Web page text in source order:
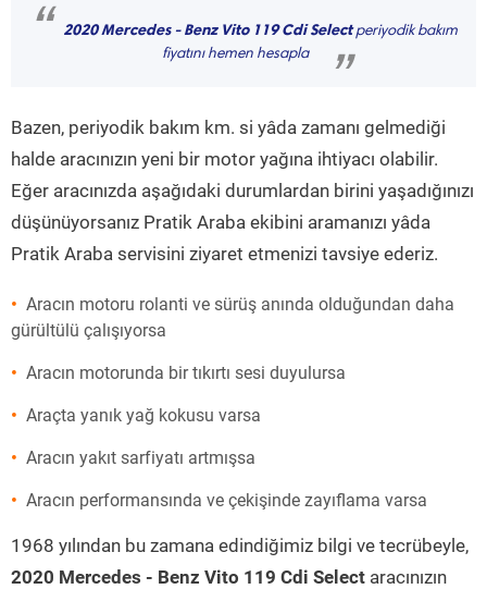
“ 2020 Mercedes - Benz Vito 119 Cdi Selectperiyodik bakım
fiyatını hemen hesapla
”
Bazen, periyodik bakım km. si yâda zamanı gelmediği
halde aracınızın yeni bir motor yağına ihtiyacı olabilir.
Eğer aracınızda aşağıdaki durumlardan birini yaşadığınızı
düşünüyorsanız Pratik Araba ekibini aramanızı yâda
Pratik Araba servisini ziyaret etmenizi tavsiye ederiz.
Aracın motoru rolanti ve sürüş anında olduğundan daha
gürültülü çalışıyorsa
Aracın motorunda bir tıkırtı sesi duyulursa
Araçta yanık yağ kokusu varsa
Aracın yakıt sarfiyatı artmışsa
Aracın performansında ve çekişinde zayıflama varsa
1968 yılından bu zamana edindiğimiz bilgi ve tecrübeyle,
2020 Mercedes - Benz Vito 119 Cdi Select aracınızın